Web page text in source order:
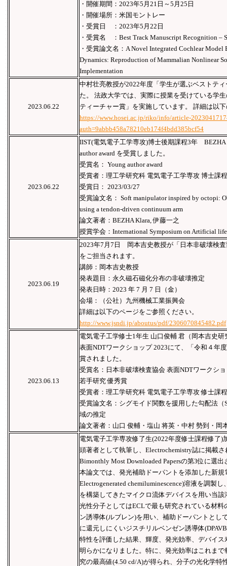
・開催期間：2023年5月21日～5月25日
・開催場所：米国モントレー
・受賞日 ：2023年5月22日
・受賞名 ：Best Track Manuscript Recognition –
・受賞論文名：A Novel Integrated Cochlear Model
Dynamics: Reproduction of Mammalian Nonlinear
Implementation
2023.06.22
中村壮亮教授が2022年度「学生が選ぶベストテ
た。 法政大学では、実際に授業を受けている学
ティーチャー賞」を実施しています。 詳細は以
https://www.hosei.ac.jp/riko/info/article-
auth=9abbb458a78210eb174f4bdd385bcf54
2023.06.22
IIST(電気電子工学専攻)博士後期課程3年 BEZHA
author award を受賞しました。
受賞名： Young author award
受賞者：理工学研究科 電気電子工学専攻 博士課
受賞日： 2023/03/27
受賞論文名： Soft manipulator inspired by octopi:
using a tendon-driven continuum arm
論文著者：BEZHA Klara, 伊藤一之
授賞学会：International Symposium on Artificial
2023.06.19
2023年7月7日 岡本吉史教授が「日本非破壊検
をご担当されます。
講師：岡本吉史教授
発表題目：永久磁石磁化分布の非破壊推定
発表日時：2023 年 7 月 7 日（金）
会場：（公社）九州機械工業振興会
詳細は以下のページをご参照ください。
http://www.jsndi.jp/aboutus/pdf/2306070845482.pdf
2023.06.13
電気電子工学修士1年生 山口俊輔 君（岡本吉史
表面NDTワークショップ 2023にて、「令和４年
賞されました。
受賞名：日本非破壊検査協会 表面NDTワークシ
若手研究 優秀賞
受賞者：理工学研究科 電気電子工学専攻 修士課
受賞論文名：シグモイド関数を援用した勾配法
域の推定
論文著者：山口 俊輔・塩山 将英・中村 勢到・岡
電気電子工学専攻修了生(2022年度修士課程修了)
頭著者として執筆し、Electrochemistry誌に掲載
Bimonthly Most Downloaded Papersの第3位に選出
本論文では、発光補助ドーパントを添加した新規
Electrogenerated chemiluminescence)溶液を調製
を構築してきたマイクロ流体デバイスを用い当
光性分子としてはECLで最も研究されている材
ン誘導体(ルブレン)を用い、補助ドーパントとし
に還元しにくいジスチリルベンゼン誘導体
特性を評価した結果、輝度、発光効率、デバイ
明らかになりました。特に、発光効率はこれま
究の最高値(4.50 cd/A)が得られ、分子の光化学特